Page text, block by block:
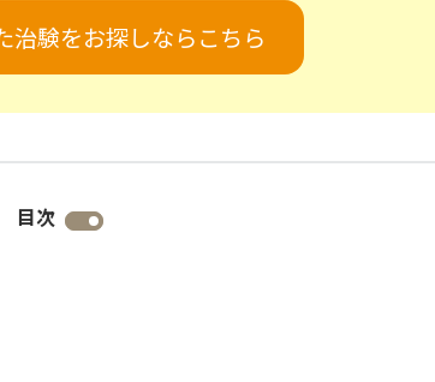
治験をお探しならこちら
目次